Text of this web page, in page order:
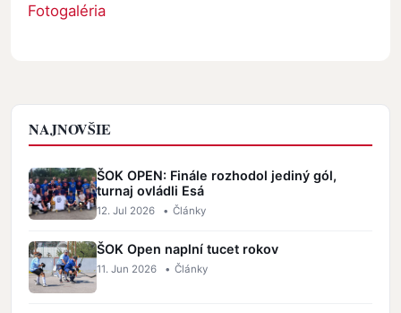
Fotogaléria
NAJNOVŠIE
ŠOK OPEN: Finále rozhodol jediný gól,
turnaj ovládli Esá
12. Jul 2026 • Články
ŠOK Open naplní tucet rokov
11. Jun 2026 • Články